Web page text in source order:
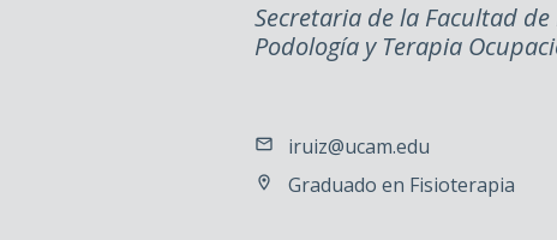
Secretaria de la Facultad
Podología y Terapia
iruiz@ucam.edu
Graduado en Fisioterapia